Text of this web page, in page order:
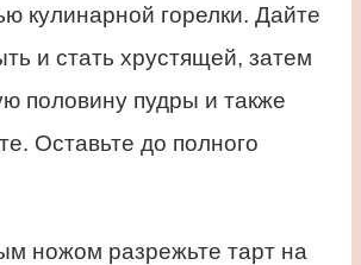
кулинарной горелки. Дайте
и стать хрустящей, затем
половину пудры и также
Оставьте до полного
ножом разрежьте тарт на